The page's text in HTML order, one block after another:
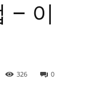
– 이
0
326